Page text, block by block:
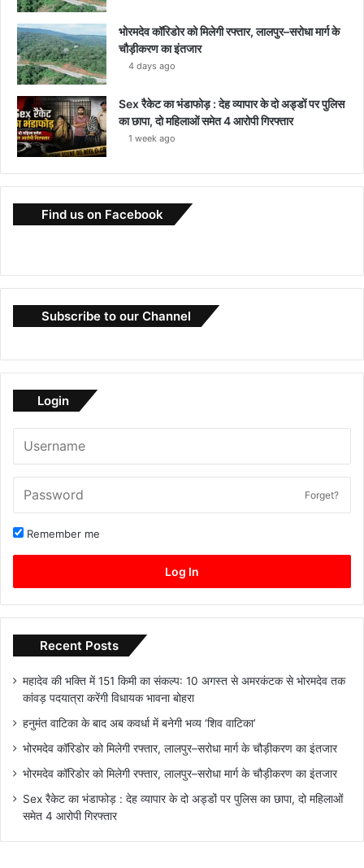
भोरमदेव कॉरिडोर को मिलेगी रफ्तार, लालपुर–सरोधा मार्ग के
चौड़ीकरण का इंतजार
4 days ago
Sex रैकेट का भंडाफोड़ : देह व्यापार के दो अड्डों पर पुलिस
का छापा, दो महिलाओं समेत 4 आरोपी गिरफ्तार
1 week ago
Find us on Facebook
Subscribe to our Channel
Login
Forget?
Remember me
Log In
Recent Posts
महादेव की भक्ति में 151 किमी का संकल्प: 10 अगस्त से अमरकंटक से भोरमदेव तक
कांवड़ पदयात्रा करेंगी विधायक भावना बोहरा
हनुमंत वाटिका के बाद अब कवर्धा में बनेगी भव्य ‘शिव वाटिका’
भोरमदेव कॉरिडोर को मिलेगी रफ्तार, लालपुर–सरोधा मार्ग के चौड़ीकरण का इंतजार
भोरमदेव कॉरिडोर को मिलेगी रफ्तार, लालपुर–सरोधा मार्ग के चौड़ीकरण का इंतजार
Sex रैकेट का भंडाफोड़ : देह व्यापार के दो अड्डों पर पुलिस का छापा, दो महिलाओं
समेत 4 आरोपी गिरफ्तार